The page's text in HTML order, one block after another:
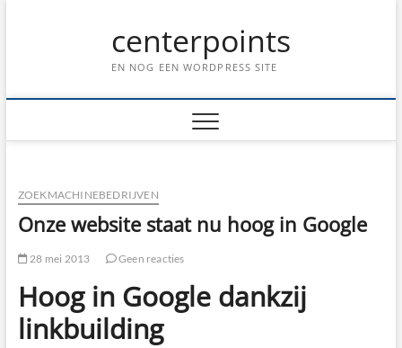
centerpoints
EN NOG EEN WORDPRESS SITE
ZOEKMACHINEBEDRIJVEN
Onze website staat nu hoog in Google
28 mei 2013 Geen reacties
Hoog in Google dankzij
linkbuilding